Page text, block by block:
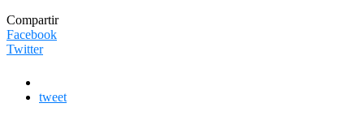
Compartir
Facebook
Twitter
tweet